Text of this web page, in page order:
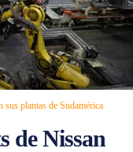
plantas de Sudamérica
de Nissan